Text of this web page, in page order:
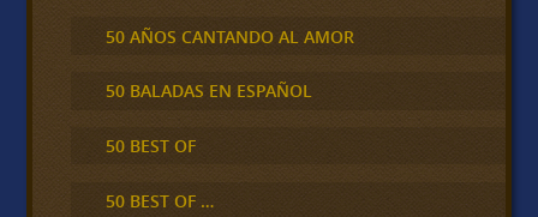
50 AÑOS CANTANDO AL AMOR
50 BALADAS EN ESPAÑOL
50 BEST OF
50 BEST OF …